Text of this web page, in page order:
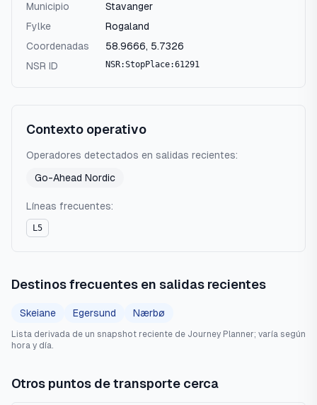
Municipio
Stavanger
Fylke
Rogaland
Coordenadas
58.9666, 5.7326
NSR ID
NSR:StopPlace:61291
Contexto operativo
Operadores detectados en salidas recientes:
Go-Ahead Nordic
Líneas frecuentes:
L5
Destinos frecuentes en salidas recientes
Skeiane Egersund Nærbø
Lista derivada de un snapshot reciente de Journey Planner; varía según
hora y día.
Otros puntos de transporte cerca